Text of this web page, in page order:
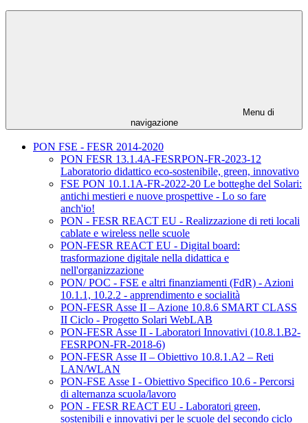
Menu di
navigazione
PON FSE - FESR 2014-2020
PON FESR 13.1.4A-FESRPON-FR-2023-12
Laboratorio didattico eco-sostenibile, green, innovativo
FSE PON 10.1.1A-FR-2022-20 Le botteghe del Solari:
antichi mestieri e nuove prospettive - Lo so fare
anch'io!
PON - FESR REACT EU - Realizzazione di reti locali
cablate e wireless nelle scuole
PON-FESR REACT EU - Digital board:
trasformazione digitale nella didattica e
nell'organizzazione
PON/ POC - FSE e altri finanziamenti (FdR) - Azioni
10.1.1, 10.2.2 - apprendimento e socialità
PON-FESR Asse II – Azione 10.8.6 SMART CLASS
II Ciclo - Progetto Solari WebLAB
PON-FESR Asse II - Laboratori Innovativi (10.8.1.B2-
FESRPON-FR-2018-6)
PON-FESR Asse II – Obiettivo 10.8.1.A2 – Reti
LAN/WLAN
PON-FSE Asse I - Obiettivo Specifico 10.6 - Percorsi
di alternanza scuola/lavoro
PON - FESR REACT EU - Laboratori green,
sostenibili e innovativi per le scuole del secondo ciclo